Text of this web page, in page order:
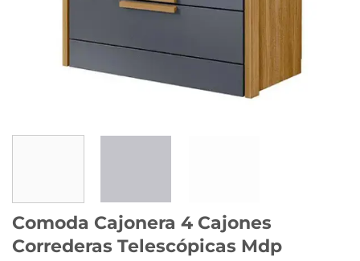
Comoda Cajonera 4 Cajones
Correderas Telescópicas Mdp